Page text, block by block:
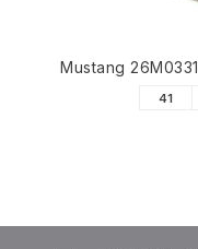
Mustang
41